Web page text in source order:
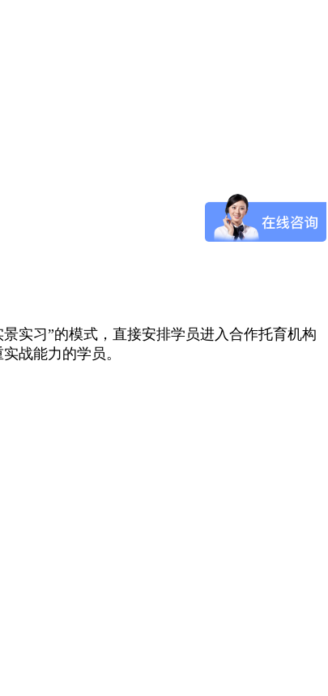
实习”的模式，直接安排学员进入合作托育机构
战能力的学员。